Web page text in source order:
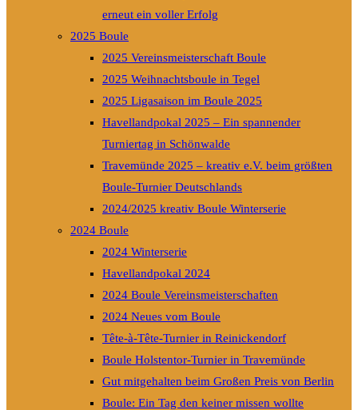
erneut ein voller Erfolg
2025 Boule
2025 Vereinsmeisterschaft Boule
2025 Weihnachtsboule in Tegel
2025 Ligasaison im Boule 2025
Havellandpokal 2025 – Ein spannender
Turniertag in Schönwalde
Travemünde 2025 – kreativ e.V. beim größten
Boule-Turnier Deutschlands
2024/2025 kreativ Boule Winterserie
2024 Boule
2024 Winterserie
Havellandpokal 2024
2024 Boule Vereinsmeisterschaften
2024 Neues vom Boule
Tête-à-Tête-Turnier in Reinickendorf
Boule Holstentor-Turnier in Travemünde
Gut mitgehalten beim Großen Preis von Berlin
Boule: Ein Tag den keiner missen wollte